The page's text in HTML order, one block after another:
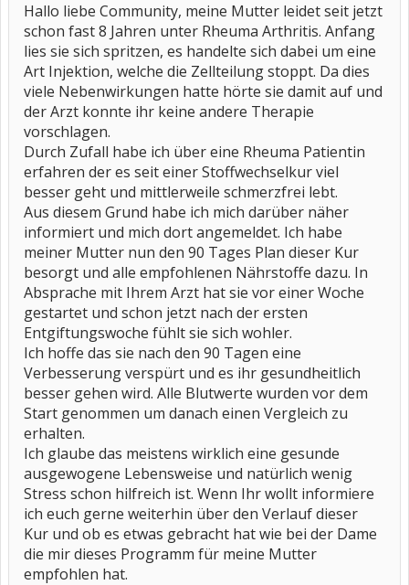
Hallo liebe Community, meine Mutter leidet seit jetzt
schon fast 8 Jahren unter Rheuma Arthritis. Anfang
lies sie sich spritzen, es handelte sich dabei um eine
Art Injektion, welche die Zellteilung stoppt. Da dies
viele Nebenwirkungen hatte hörte sie damit auf und
der Arzt konnte ihr keine andere Therapie
vorschlagen.
Durch Zufall habe ich über eine Rheuma Patientin
erfahren der es seit einer Stoffwechselkur viel
besser geht und mittlerweile schmerzfrei lebt.
Aus diesem Grund habe ich mich darüber näher
informiert und mich dort angemeldet. Ich habe
meiner Mutter nun den 90 Tages Plan dieser Kur
besorgt und alle empfohlenen Nährstoffe dazu. In
Absprache mit Ihrem Arzt hat sie vor einer Woche
gestartet und schon jetzt nach der ersten
Entgiftungswoche fühlt sie sich wohler.
Ich hoffe das sie nach den 90 Tagen eine
Verbesserung verspürt und es ihr gesundheitlich
besser gehen wird. Alle Blutwerte wurden vor dem
Start genommen um danach einen Vergleich zu
erhalten.
Ich glaube das meistens wirklich eine gesunde
ausgewogene Lebensweise und natürlich wenig
Stress schon hilfreich ist. Wenn Ihr wollt informiere
ich euch gerne weiterhin über den Verlauf dieser
Kur und ob es etwas gebracht hat wie bei der Dame
die mir dieses Programm für meine Mutter
empfohlen hat.